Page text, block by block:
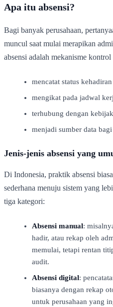
Apa itu absensi?
Bagi banyak perusahaan,
muncul saat mulai merapikan
absensi adalah mekanisme
mencatat status
mengikat pada jadwal
terhubung dengan
menjadi sumber data bagi
Jenis-jenis absensi yang
Di Indonesia, praktik absensi
sederhana menuju sistem yang
tiga kategori:
Absensi manual:
hadir, atau rekap oleh
memulai, tetapi rentan
audit.
Absensi digital:
biasanya dengan rekap
untuk perusahaan yang